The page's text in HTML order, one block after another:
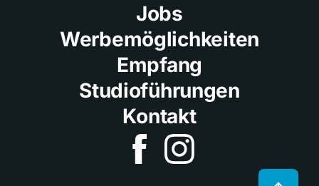
Jobs
Werbemöglichkeiten
Empfang
Studioführungen
Kontakt